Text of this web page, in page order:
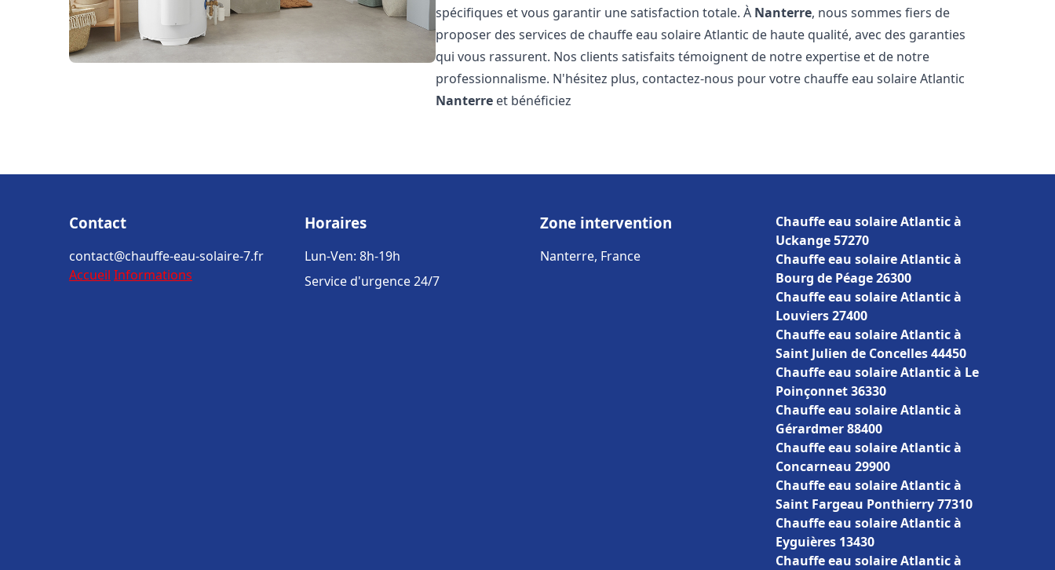
spécifiques et vous garantir une satisfaction totale. À Nanterre, nous sommes fiers de
proposer des services de chauffe eau solaire Atlantic de haute qualité, avec des garanties
qui vous rassurent. Nos clients satisfaits témoignent de notre expertise et de notre
professionnalisme. N'hésitez plus, contactez-nous pour votre chauffe eau solaire Atlantic
Nanterre et bénéficiez
Contact
contact@chauffe-eau-solaire-7.fr
Accueil Informations
Horaires
Lun-Ven: 8h-19h
Service d'urgence 24/7
Zone intervention
Nanterre, France
Chauffe eau solaire Atlantic à
Uckange 57270
Chauffe eau solaire Atlantic à
Bourg de Péage 26300
Chauffe eau solaire Atlantic à
Louviers 27400
Chauffe eau solaire Atlantic à
Saint Julien de Concelles 44450
Chauffe eau solaire Atlantic à Le
Poinçonnet 36330
Chauffe eau solaire Atlantic à
Gérardmer 88400
Chauffe eau solaire Atlantic à
Concarneau 29900
Chauffe eau solaire Atlantic à
Saint Fargeau Ponthierry 77310
Chauffe eau solaire Atlantic à
Eyguières 13430
Chauffe eau solaire Atlantic à